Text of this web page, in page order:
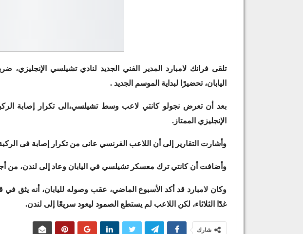
تلقى فرانك لامبارد المدير الفني الجديد لنادي تشيلسي الإنجليزي،
اليابان، تحضيرًا لبداية الموسم الجديد .
الإنجليزي الممتاز.
وأشارت التقارير إلى أن اللاعب الفرنسي عانى من تكرار إصابة فى
وأضافت أن كانتي ترك معسكر تشيلسي في اليابان وعاد إلى لندن، من
وكان لامبارد قد أكد الأسبوع الماضي، عقب وصوله لليابان، أنه يثق
غدًا الثلاثاء، لكن اللاعب لم يستطع الصمود ليعود سريعًا إلى لندن.
شارك